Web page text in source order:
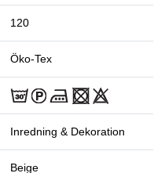
120
Öko-Tex
Inredning & Dekoration
Beige